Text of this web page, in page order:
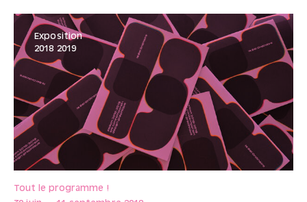
Exposition
2018 2019
Tout le programme !